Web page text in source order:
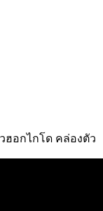
ฮอกไกโด คล่องตัว